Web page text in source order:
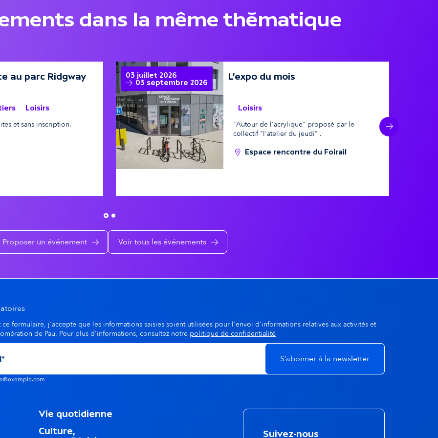
dans la même thématique
Suivant
au parc Ridgway
Loisirs
et sans inscription.
L'expo du mois
Loisirs
"Autour de l'acrylique" proposé par le
collectif "l'atelier du jeudi" .
Espace rencontre du Foirail
03 juillet 2026
03 septembre 2026
Proposer un événement Voir tous les événements
ce formulaire, j'accepte que les informations saisies soient utilisées pour l'envoi d'informations relatives aux activités et
de Pau. Pour plus d'informations, consultez notre politique de confidentialité
M
n
Vie quotidienne
Culture,
Suivez-nous